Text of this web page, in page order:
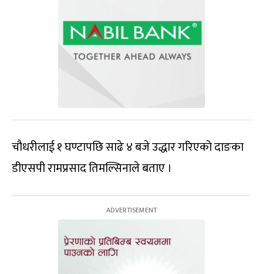
चौधरीलाई १ घण्टापछि साढे ४ बजे उद्धार गरिएको दाङका
डीएसपी रामप्रसाद तिमल्सिनाले बताए ।